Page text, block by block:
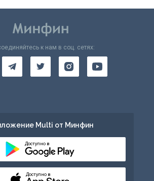
к нам в соц. сетях:
Multi от Минфин
Доступно в
Доступно в